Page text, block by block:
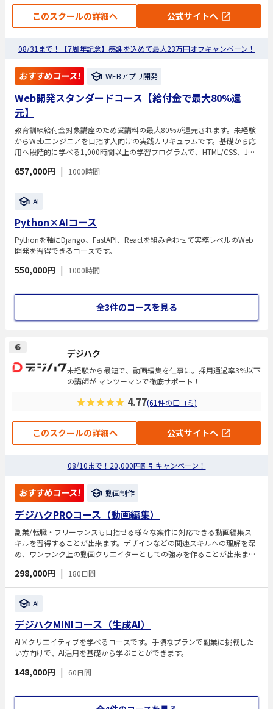
このスクールの詳細へ 公式サイトへ
08/31まで！【7周年記念】感謝を込めて最大23万円オフキャンペーン！
おすすめコース! WEBアプリ開発
Web開発スタンダードコース【給付金で最大80%還
元】
教育訓練給付金対象講座のため受講料の最大80%が還元されます。未経験
からWebエンジニアを目指す人向けの実践カリキュラムです。基礎から応
用へ段階的に学べる1,000時間以上の学習プログラムで、HTML/CSS、Jav
す。現場で求められるスキルを身につけ、自走できるエンジニアになるこ
とを目標としています。カリキュラムは実務レベルの構成で、講師への質
疑応答やレビュー対応なども受けられます。最短9か月でのスキル習得を
想定しています。
657,000円 | 1000時間
AI
Python×AIコース
Pythonを軸にDjango、FastAPI、Reactを組み合わせて実務レベルのWeb
開発を習得できるコースです。
550,000円 | 1000時間
全3件のコースを見る
6 デジハク
未経験から最短で、動画編集を仕事に。採用通過率3%以下
の講師が マンツーマンで徹底サポート！
★★★★★ 4.77(61件の口コミ)
このスクールの詳細へ 公式サイトへ
08/10まで！20,000円割引キャンペーン！
おすすめコース! 動画制作
デジハクPROコース（動画編集）
副業/転職・フリーランスも目指せる様々な案件に対応できる動画編集ス
キルを習得することが出来ます。デザインなどの関連スキルへの理解を深
め、ワンランク上の動画クリエイターとしての強みを作ることが出来ま
298,000円 | 180日間
AI
デジハクMINIコース（生成AI）
AI×クリエイティブを学べるコースです。手頃なプランで副業に挑戦した
い方向けで、AI活用を基礎から学ぶことができます。
148,000円 | 60日間